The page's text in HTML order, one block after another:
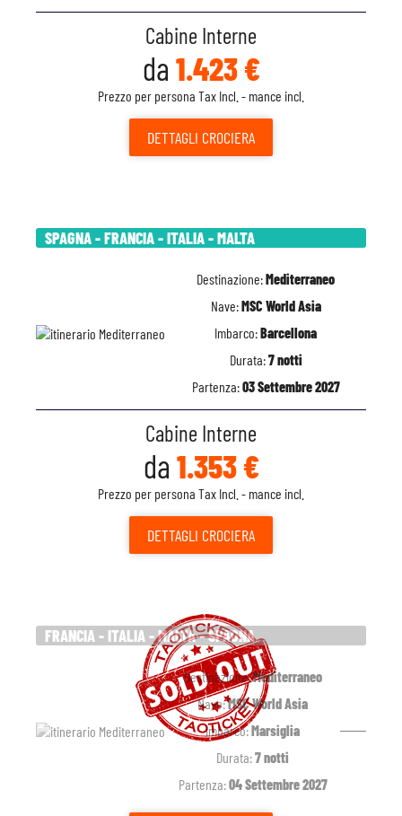
Cabine Interne
da 1.423 €
Prezzo per persona Tax Incl. - mance incl.
DETTAGLI CROCIERA
SPAGNA - FRANCIA - ITALIA - MALTA
Destinazione:Mediterraneo
Nave:MSC World Asia
Imbarco:Barcellona
Durata:7 notti
Partenza:03 Settembre 2027
Cabine Interne
da 1.353 €
Prezzo per persona Tax Incl. - mance incl.
DETTAGLI CROCIERA
FRANCIA - ITALIA - MALTA - SPAGNA
Destinazione:Mediterraneo
Nave:MSC World Asia
Imbarco:Marsiglia
Durata:7 notti
Partenza:04 Settembre 2027